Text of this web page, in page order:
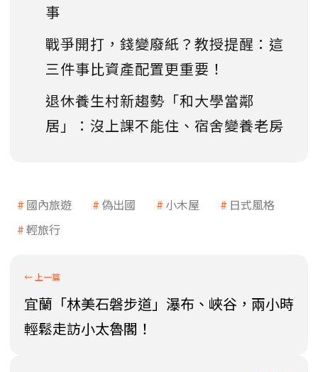
事
戰爭開打，錢變廢紙？教授提醒：這
三件事比資產配置更重要！
退休養生村新趨勢「和大學當鄰
居」：沒上課不能住、宿舍變養老房
國內旅遊 偽出國 小木屋
日式風格
輕旅行
宜蘭「林美石磐步道」瀑布、峽谷，兩小時
輕鬆走訪小太魯閣！